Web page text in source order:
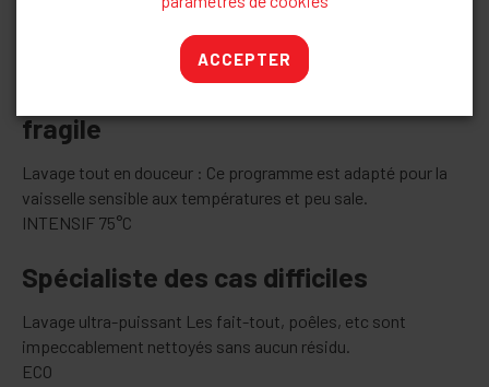
fra­gile
Lavage tout en douceur : Ce programme est adapté pour la
vaisselle sensible aux températures et peu sale.
INTENSIF 75°C
Spé­cia­liste des cas dif­fi­ciles
Lavage ultra-puissant Les fait-tout, poêles, etc sont
impeccablement nettoyés sans aucun résidu.
ECO
ACCEPTER